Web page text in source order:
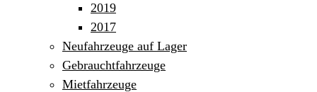
2019
2017
Neufahrzeuge auf Lager
Gebrauchtfahrzeuge
Mietfahrzeuge